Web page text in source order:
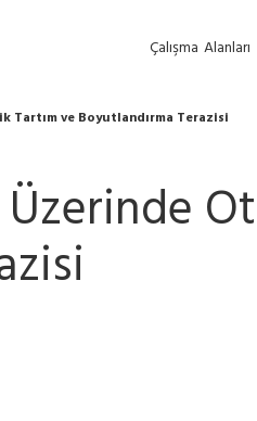
Çalışma Alanları
Tartım ve Boyutlandırma Terazisi